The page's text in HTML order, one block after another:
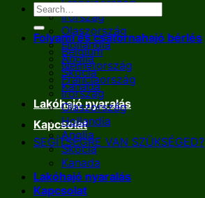
Franciaország
Írország
Olaszország
Hollandia
Anglia
Skócia
Kanada
Lakóhajó nyaralás
Kapcsolat
SEGÍTSÉGRE VAN SZÜKSÉGED?
Folyami és csatornahajó bérlés
Belgium
Németország
Franciaország
Írország
Olaszország
Hollandia
Anglia
Skócia
Kanada
Lakóhajó nyaralás
Kapcsolat